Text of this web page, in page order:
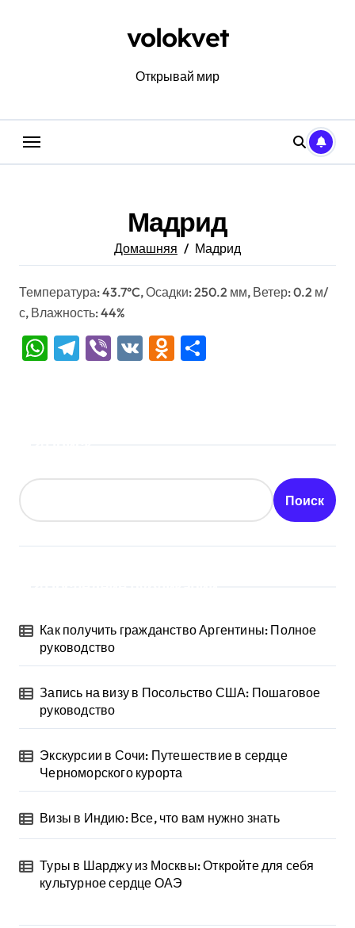
volokvet
Открывай мир
Мадрид
Домашняя Мадрид
Температура: 43.7°C, Осадки: 250.2 мм, Ветер: 0.2 м/
с, Влажность: 44%
WhatsApp
Telegram
Viber
VK Odnoklassniki
Поиск
Как получить гражданство Аргентины: Полное
руководство
Запись на визу в Посольство США: Пошаговое
руководство
Экскурсии в Сочи: Путешествие в сердце
Черноморского курорта
Визы в Индию: Все, что вам нужно знать
Туры в Шарджу из Москвы: Откройте для себя
культурное сердце ОАЭ